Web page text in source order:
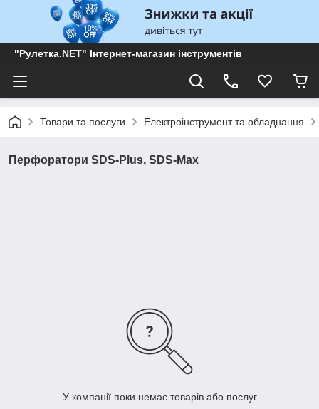
"Рулетка.NET" Інтернет-магазин інструментів
Товари та послуги Електроінструмент та обладнання
Перфоратори SDS-Plus, SDS-Max
У компанії поки немає товарів або послуг